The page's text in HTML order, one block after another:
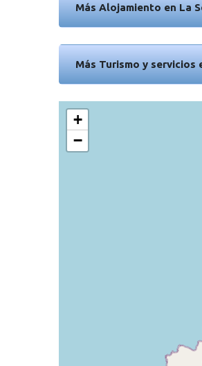
Más Alojamiento en La
Más Turismo y servicios
+
−